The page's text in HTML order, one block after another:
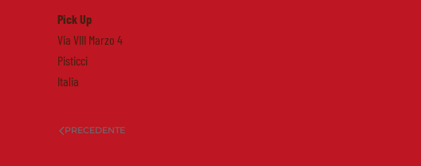
Pick Up
Via VIII Marzo 4
Pisticci
Italia
PRECEDENTE